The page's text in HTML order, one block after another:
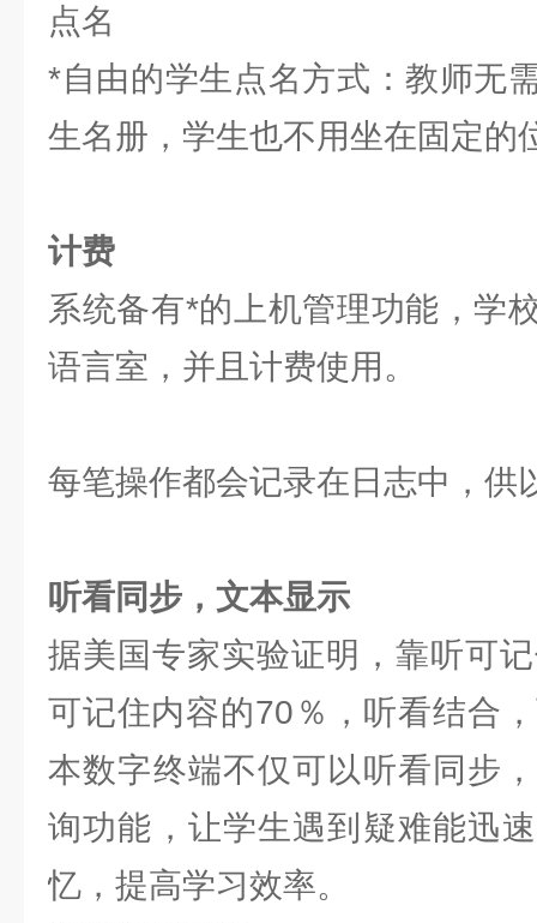
点名
*自由的学生点名方式：教师无
生名册，学生也不用坐在固定的
计费
系统备有*的上机管理功能，学
语言室，并且计费使用。
每笔操作都会记录在日志中，供
听看同步，文本显示
据美国专家实验证明，靠听可
可记住内容的70％，听看结合
本数字终端不仅可以听看同步
询功能，让学生遇到疑难能迅
忆，提高学习效率。